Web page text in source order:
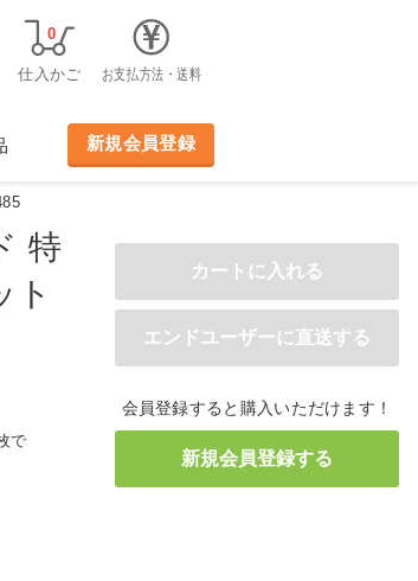
仕入かご
0
お支払方法・送料
新規会員登録
会員登録すると購入いただけます！
特
ト
で